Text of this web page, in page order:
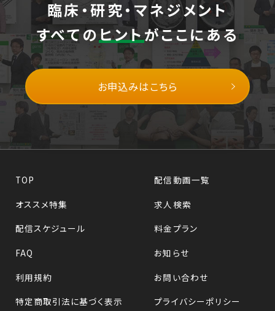
臨床・研究・マネジメント
すべてのヒントがここにある
お申込みはこちら
TOP
配信動画一覧
オススメ特集
求人検索
配信スケジュール
料金プラン
FAQ
お知らせ
利用規約
お問い合わせ
特定商取引法に基づく表示
プライバシーポリシー